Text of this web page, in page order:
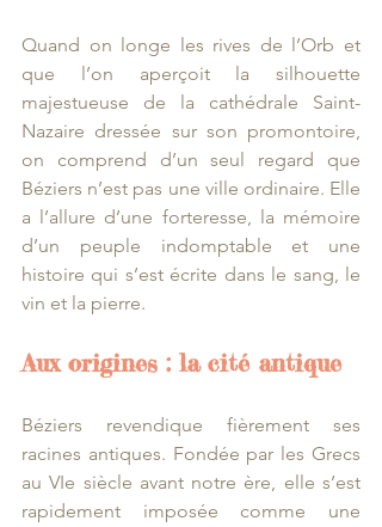
Quand on longe les rives de l’Orb et
que l’on aperçoit la silhouette
majestueuse de la cathédrale Saint-
Nazaire dressée sur son promontoire,
on comprend d’un seul regard que
Béziers n’est pas une ville ordinaire. Elle
a l’allure d’une forteresse, la mémoire
d’un peuple indomptable et une
histoire qui s’est écrite dans le sang, le
vin et la pierre.
Aux origines : la cité antique
Béziers revendique fièrement ses
racines antiques. Fondée par les Grecs
au VIe siècle avant notre ère, elle s’est
rapidement imposée comme une